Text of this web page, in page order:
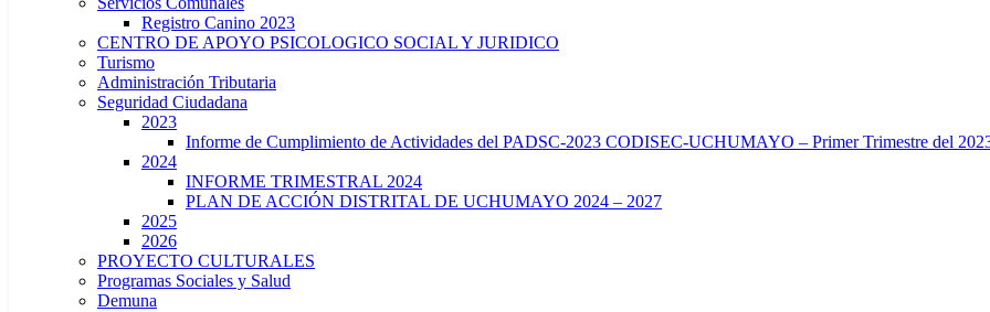
Registro Canino 2023
CENTRO DE APOYO PSICOLOGICO SOCIAL Y JURIDICO
Turismo
Administración Tributaria
Seguridad Ciudadana
2023
Informe de Cumplimiento de Actividades del PADSC-2023 CODISEC-UCHUMAYO – Primer Trimestre del
2024
INFORME TRIMESTRAL 2024
PLAN DE ACCIÓN DISTRITAL DE UCHUMAYO 2024 – 2027
2025
2026
PROYECTO CULTURALES
Programas Sociales y Salud
Demuna